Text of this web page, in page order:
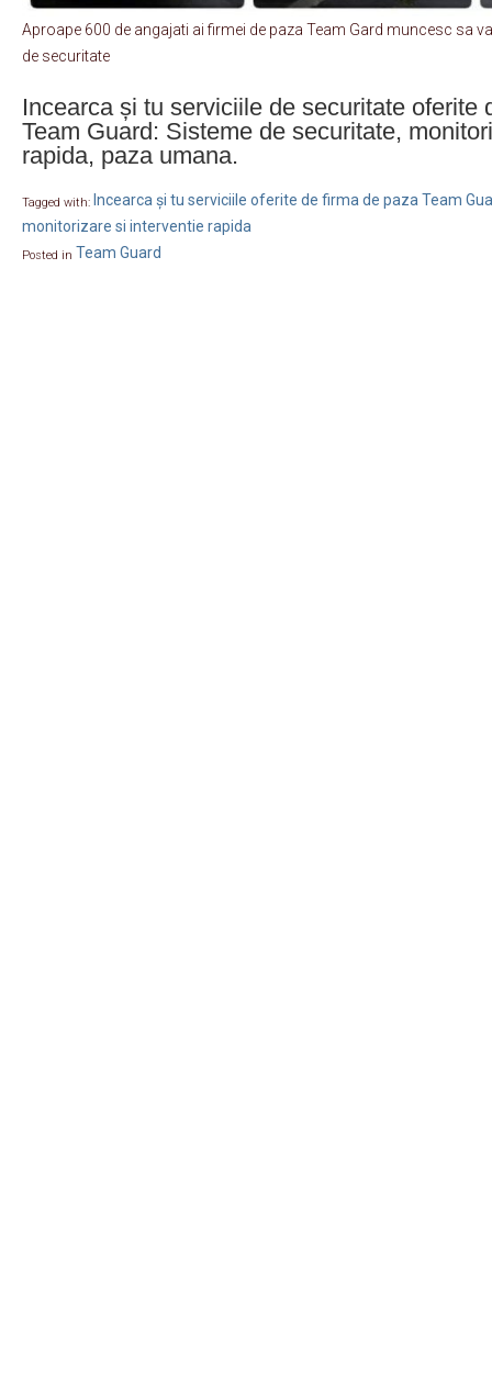
Aproape 600 de angajati ai firmei de paza Team Gard muncesc sa
de securitate
Incearca și tu serviciile de securitate oferite
Team Guard: Sisteme de securitate,
rapida, paza umana.
Tagged with: Incearca și tu serviciile oferite de firma de paza Team
monitorizare si interventie rapida
Posted in Team Guard